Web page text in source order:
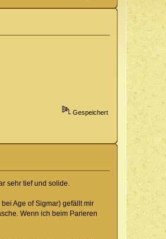
Gespeichert
sehr tief und solide.
Age of Sigmar) gefällt mir
Wenn ich beim Parieren